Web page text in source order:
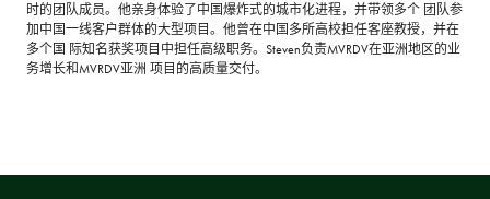
时的团队成员。他亲身体验了中国爆炸式的城市化进程，并带领多个 团队参
加中国一线客户群体的大型项目。他曾在中国多所高校担任客座教授，并在
多个国 际知名获奖项目中担任高级职务。Steven负责MVRDV在亚洲地区的业
务增长和MVRDV亚洲 项目的高质量交付。